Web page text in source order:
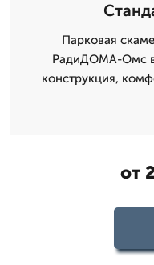
Парковая
РадиДОМА-Омс в
конструкция,
от